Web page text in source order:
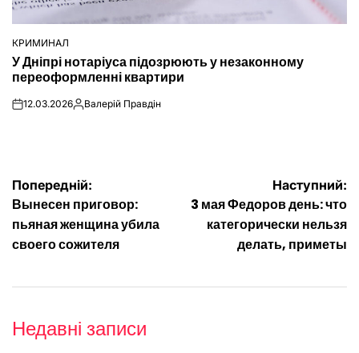
ОПУБЛІКУВАТИ
У
КРИМИНАЛ
У Дніпрі нотаріуса підозрюють у незаконному
переоформленні квартири
on12.03.2026Опубліковано
Валерій Правдін
Навігація
записів
Попередній:
Вынесен приговор:
пьяная женщина убила
своего сожителя
Наступний:
3 мая Федоров день: что
категорически нельзя
делать, приметы
Недавні записи